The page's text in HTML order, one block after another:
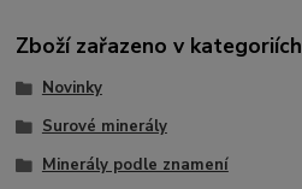
Zboží zařazeno v kategoriích
Novinky
Surové minerály
Minerály podle znamení